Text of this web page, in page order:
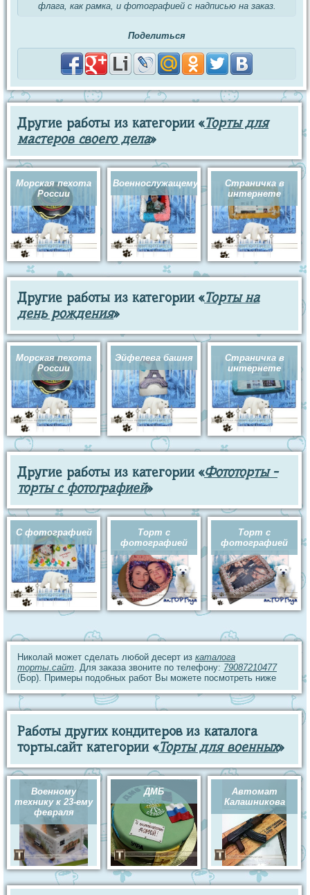
флага, как рамка, и фотографией с надписью на заказ.
Поделиться
Другие работы из категории «Торты для
мастеров своего дела»
Морская пехота
России
Военнослужащему
Страничка в
интернете
Другие работы из категории «Торты на
день рождения»
Морская пехота
России
Эйфелева башня
Страничка в
интернете
Другие работы из категории «Фототорты -
торты с фотографией»
С фотографией
Торт с
фотографией
Торт с
фотографией
Николай может сделать любой десерт из каталога
торты.сайт. Для заказа звоните по телефону: 79087210477
(Бор). Примеры подобных работ Вы можете посмотреть ниже
Работы других кондитеров из каталога
торты.сайт категории «Торты для военных»
Военному
технику к 23-ему
февраля
ДМБ
Автомат
Калашникова